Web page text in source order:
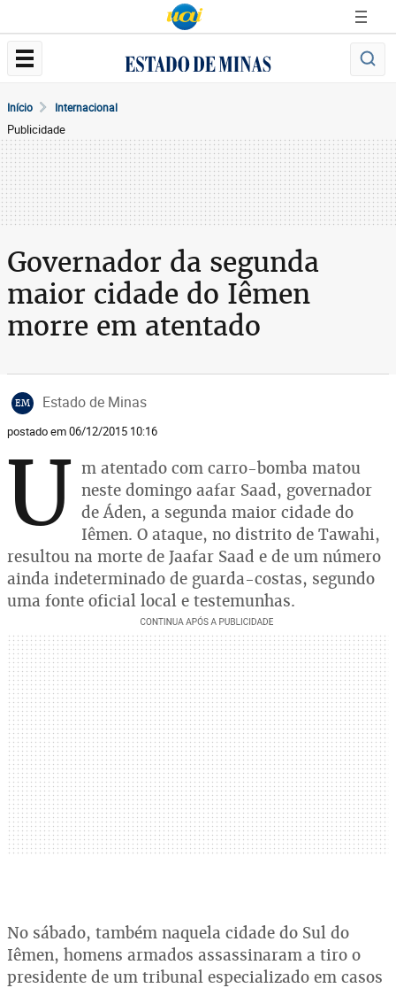
Início Internacional
Publicidade
Governador da segunda
maior cidade do Iêmen
morre em atentado
EM Estado de Minas
postado em 06/12/2015 10:16
U m atentado com carro-bomba matou
neste domingo aafar Saad, governador
de Áden, a segunda maior cidade do
Iêmen. O ataque, no distrito de Tawahi,
resultou na morte de Jaafar Saad e de um número
ainda indeterminado de guarda-costas, segundo
uma fonte oficial local e testemunhas.
No sábado, também naquela cidade do Sul do
Iêmen, homens armados assassinaram a tiro o
presidente de um tribunal especializado em casos